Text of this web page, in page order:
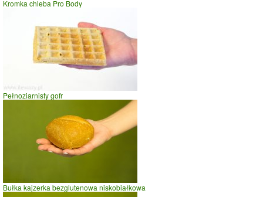
Kromka chleba Pro Body
Pełnoziarnisty gofr
Bułka kajzerka bezglutenowa niskobiałkowa